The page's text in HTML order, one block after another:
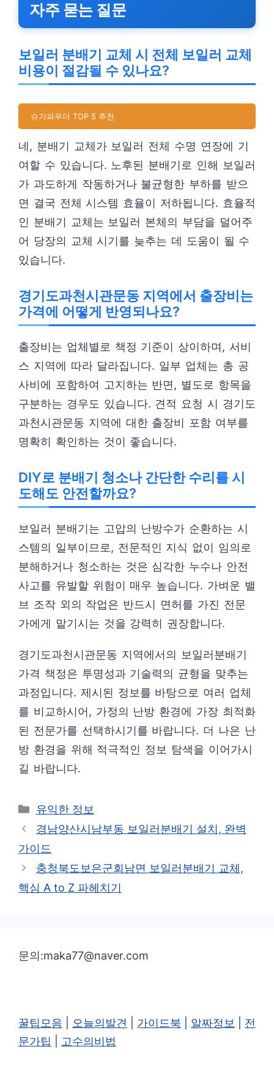
자주 묻는 질문
보일러 분배기 교체 시 전체 보일러 교체
비용이 절감될 수 있나요?
슈가파우더 TOP 5 추천
네, 분배기 교체가 보일러 전체 수명 연장에 기
여할 수 있습니다. 노후된 분배기로 인해 보일러
가 과도하게 작동하거나 불균형한 부하를 받으
면 결국 전체 시스템 효율이 저하됩니다. 효율적
인 분배기 교체는 보일러 본체의 부담을 덜어주
어 당장의 교체 시기를 늦추는 데 도움이 될 수
있습니다.
경기도과천시관문동 지역에서 출장비는
가격에 어떻게 반영되나요?
출장비는 업체별로 책정 기준이 상이하며, 서비
스 지역에 따라 달라집니다. 일부 업체는 총 공
사비에 포함하여 고지하는 반면, 별도로 항목을
구분하는 경우도 있습니다. 견적 요청 시 경기도
과천시관문동 지역에 대한 출장비 포함 여부를
명확히 확인하는 것이 좋습니다.
DIY로 분배기 청소나 간단한 수리를 시
도해도 안전할까요?
보일러 분배기는 고압의 난방수가 순환하는 시
스템의 일부이므로, 전문적인 지식 없이 임의로
분해하거나 청소하는 것은 심각한 누수나 안전
사고를 유발할 위험이 매우 높습니다. 가벼운 밸
브 조작 외의 작업은 반드시 면허를 가진 전문
가에게 맡기시는 것을 강력히 권장합니다.
경기도과천시관문동 지역에서의 보일러분배기
가격 책정은 투명성과 기술력의 균형을 맞추는
과정입니다. 제시된 정보를 바탕으로 여러 업체
를 비교하시어, 가정의 난방 환경에 가장 최적화
된 전문가를 선택하시기를 바랍니다. 더 나은 난
방 환경을 위해 적극적인 정보 탐색을 이어가시
길 바랍니다.
카
테
리
유익한 정보
경남양산시남부동 보일러분배기 설치, 완벽
가이드
충청북도보은군회남면 보일러분배기 교체,
핵심 A to Z 파헤치기
문의:maka77@naver.com
꿀팁모음 오늘의발견 가이드북 알짜정보
전
문가팁
고수의비법